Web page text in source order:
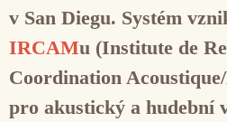
v San Diegu. Systém
IRCAMu (Institute de
Coordination
pro akustický a hudební